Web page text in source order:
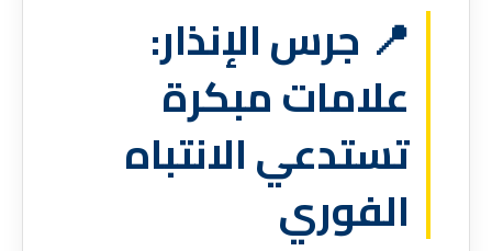
📍 جرس الإنذار:
علامات مبكرة
تستدعي الانتباه
الفوري